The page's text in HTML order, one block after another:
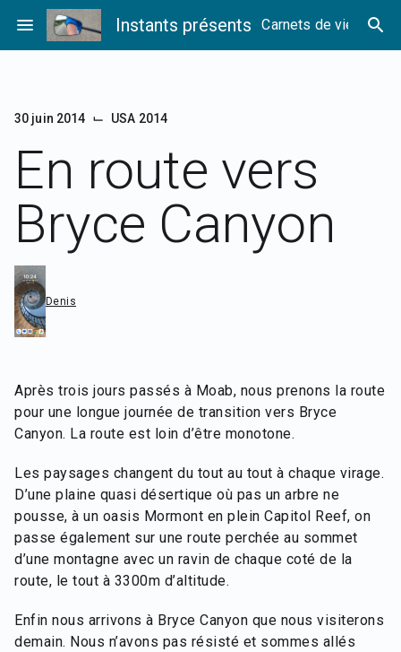
contenu
menu Instants présents Carnets de vie search
30 juin 2014 ⌙ USA 2014
En route vers
Bryce Canyon
Denis
Après trois jours passés à Moab, nous prenons la route
pour une longue journée de transition vers Bryce
Canyon. La route est loin d’être monotone.
Les paysages changent du tout au tout à chaque virage.
D’une plaine quasi désertique où pas un arbre ne
pousse, à un oasis Mormont en plein Capitol Reef, on
passe également sur une route perchée au sommet
d’une montagne avec un ravin de chaque coté de la
route, le tout à 3300m d’altitude.
Enfin nous arrivons à Bryce Canyon que nous visiterons
demain. Nous n’avons pas résisté et sommes allés